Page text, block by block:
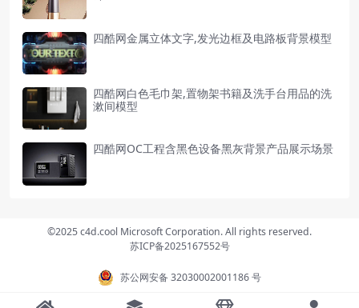
四酷网金属立体文字,发光边框及电路板背景模型
四酷网白色毛巾架,置物架书籍及洗手台用品的洗
漱间模型
四酷网OC工程含黑色设备黑灰背景产品展示场景
©2025 c4d.cool Microsoft Corporation. All rights reserved.
苏ICP备2025167552号
苏公网安备 32030002001186 号